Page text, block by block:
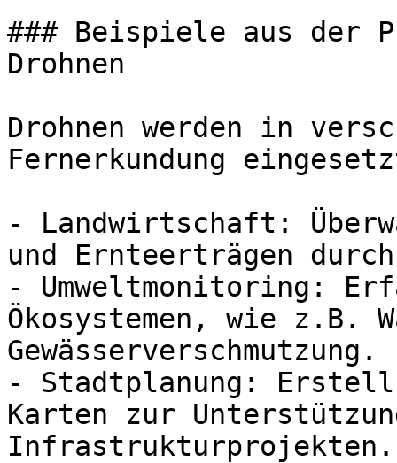
### Beispiele aus der
Drohnen
Drohnen werden in
Fernerkundung
- Landwirtschaft:
und Ernteerträgen
- Umweltmonitoring:
Ökosystemen, wie z.B.
Gewässerverschmutzung.
- Stadtplanung:
Karten zur
Infrastrukturprojekten.